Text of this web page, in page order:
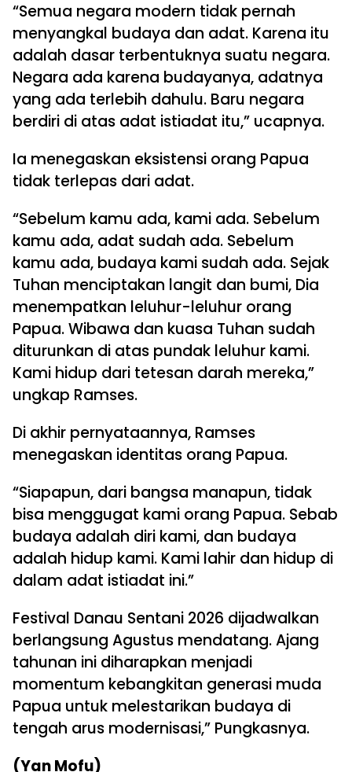
“Semua negara modern tidak pernah
menyangkal budaya dan adat. Karena itu
adalah dasar terbentuknya suatu negara.
Negara ada karena budayanya, adatnya
yang ada terlebih dahulu. Baru negara
berdiri di atas adat istiadat itu,” ucapnya.
Ia menegaskan eksistensi orang Papua
tidak terlepas dari adat.
“Sebelum kamu ada, kami ada. Sebelum
kamu ada, adat sudah ada. Sebelum
kamu ada, budaya kami sudah ada. Sejak
Tuhan menciptakan langit dan bumi, Dia
menempatkan leluhur-leluhur orang
Papua. Wibawa dan kuasa Tuhan sudah
diturunkan di atas pundak leluhur kami.
Kami hidup dari tetesan darah mereka,”
ungkap Ramses.
Di akhir pernyataannya, Ramses
menegaskan identitas orang Papua.
“Siapapun, dari bangsa manapun, tidak
bisa menggugat kami orang Papua. Sebab
budaya adalah diri kami, dan budaya
adalah hidup kami. Kami lahir dan hidup di
dalam adat istiadat ini.”
Festival Danau Sentani 2026 dijadwalkan
berlangsung Agustus mendatang. Ajang
tahunan ini diharapkan menjadi
momentum kebangkitan generasi muda
Papua untuk melestarikan budaya di
tengah arus modernisasi,” Pungkasnya.
(Yan Mofu)